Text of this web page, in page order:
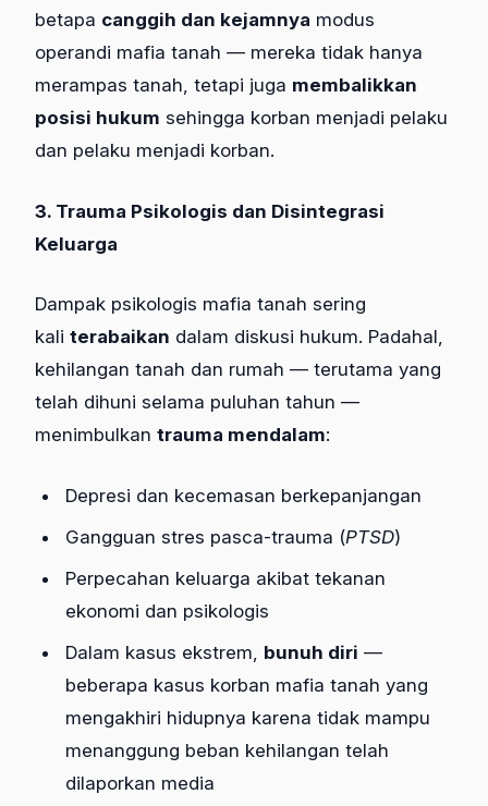
betapa canggih dan kejamnya modus
operandi mafia tanah — mereka tidak hanya
merampas tanah, tetapi juga membalikkan
posisi hukum sehingga korban menjadi pelaku
dan pelaku menjadi korban.
3. Trauma Psikologis dan Disintegrasi
Keluarga
Dampak psikologis mafia tanah sering
kali terabaikan dalam diskusi hukum. Padahal,
kehilangan tanah dan rumah — terutama yang
telah dihuni selama puluhan tahun —
menimbulkan trauma mendalam:
Depresi dan kecemasan berkepanjangan
Gangguan stres pasca-trauma (PTSD)
Perpecahan keluarga akibat tekanan
ekonomi dan psikologis
Dalam kasus ekstrem, bunuh diri —
beberapa kasus korban mafia tanah yang
mengakhiri hidupnya karena tidak mampu
menanggung beban kehilangan telah
dilaporkan media